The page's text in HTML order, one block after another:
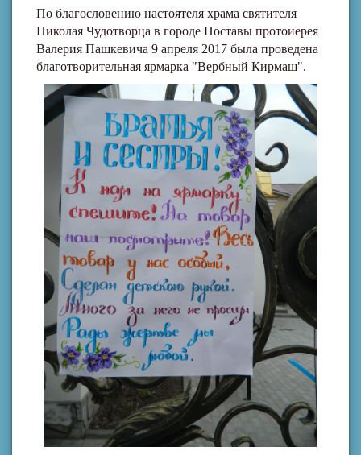
По благословению настоятеля храма святителя
Николая Чудотворца в городе Поставы протоиерея
Валерия Пашкевича 9 апреля 2017 была проведена
благотворительная ярмарка "Вербный Кирмаш".